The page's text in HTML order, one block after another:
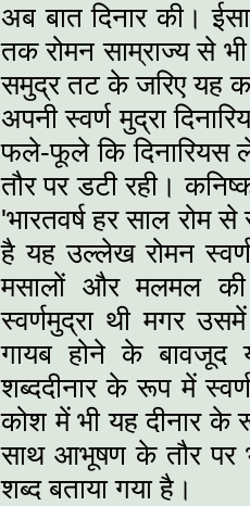
अब बात दिनार की।
तक रोमन साम्राज्य से
समुद्र तट के जरिए यह
अपनी स्वर्ण मुद्रा
फले-फूले कि दिनारियस
तौर पर डटी रही।
'भारतवर्ष हर साल रोम
है यह उल्लेख रोमन
मसालों और मलमल की
स्वर्णमुद्रा थी मगर
गायब होने के
शब्ददीनार के रूप में
कोश में भी यह दीनार
साथ आभूषण के तौर पर
शब्द बताया गया है।